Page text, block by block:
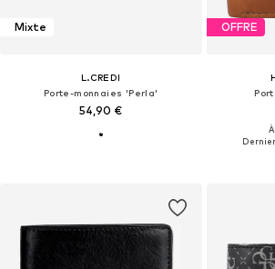
Mixte
L.CREDI
Porte-monnaies 'Perla'
54,90 €
OFFRE
Dernier